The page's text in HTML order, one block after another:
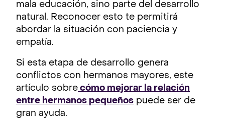
mala educación, sino parte del desarrollo
natural. Reconocer esto te permitirá
abordar la situación con paciencia y
empatía.
Si esta etapa de desarrollo genera
conflictos con hermanos mayores, este
artículo sobre cómo mejorar la relación
entre hermanos pequeños puede ser de
gran ayuda.